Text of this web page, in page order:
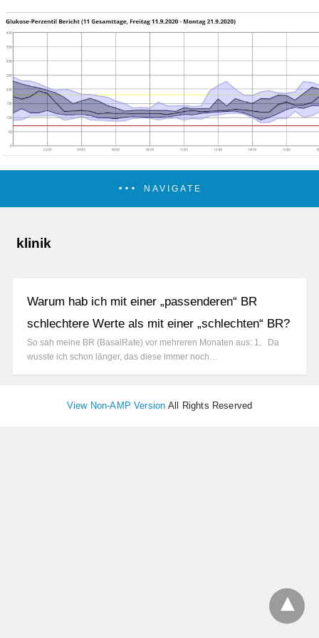
NAVIGATE
klinik
Warum hab ich mit einer „passenderen“ BR
schlechtere Werte als mit einer „schlechten“ BR?
So sah meine BR (BasalRate) vor mehreren Monaten aus: 1. Da
wusste ich schon länger, das diese immer noch…
View Non-AMP Version All Rights Reserved